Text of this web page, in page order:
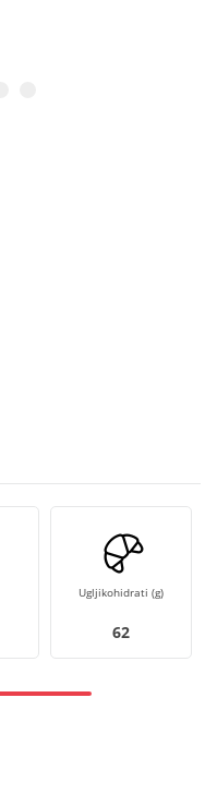
Ugljikohidrati (g)
62